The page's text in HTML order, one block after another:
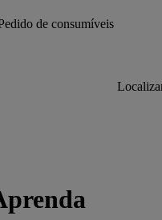
de consumíveis